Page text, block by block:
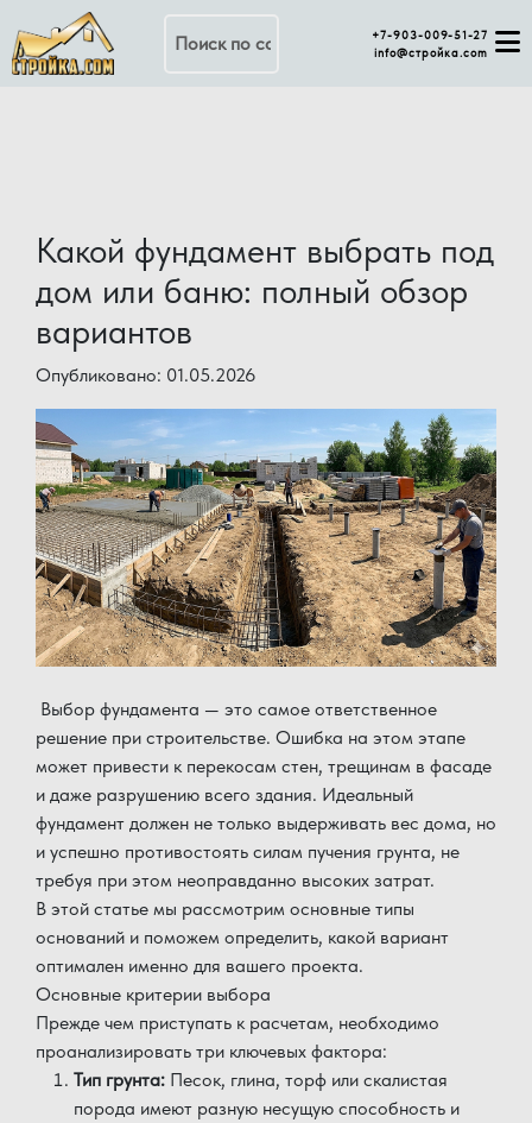
+7-903-009-51-27
info@стройка.com
Какой фундамент выбрать под
дом или баню: полный обзор
вариантов
Опубликовано: 01.05.2026
Выбор фундамента — это самое ответственное
решение при строительстве. Ошибка на этом этапе
может привести к перекосам стен, трещинам в фасаде
и даже разрушению всего здания. Идеальный
фундамент должен не только выдерживать вес дома, но
и успешно противостоять силам пучения грунта, не
требуя при этом неоправданно высоких затрат.
В этой статье мы рассмотрим основные типы
оснований и поможем определить, какой вариант
оптимален именно для вашего проекта.
Основные критерии выбора
Прежде чем приступать к расчетам, необходимо
проанализировать три ключевых фактора:
Тип грунта: Песок, глина, торф или скалистая
порода имеют разную несущую способность и